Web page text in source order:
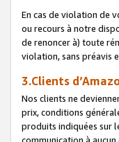
En cas de violation de
ou recours à notre
de renoncer à) toute
violation, sans préavis
3.Clients
Nos clients ne
prix, conditions
produits indiquées sur